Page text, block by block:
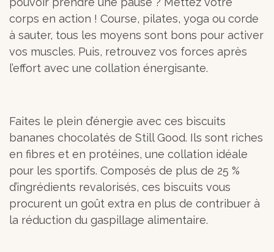
corps en action ! Course, pilates, yoga ou corde
à sauter, tous les moyens sont bons pour activer
vos muscles. Puis, retrouvez vos forces après
l’effort avec une collation énergisante.
Faites le plein d’énergie avec ces biscuits
bananes chocolatés de Still Good. Ils sont riches
en fibres et en protéines, une collation idéale
pour les sportifs. Composés de plus de 25 %
d’ingrédients revalorisés, ces biscuits vous
procurent un goût extra en plus de contribuer à
la réduction du gaspillage alimentaire.